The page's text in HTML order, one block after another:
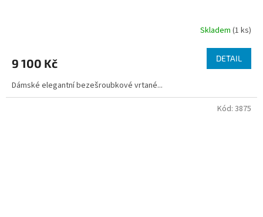
Skladem (1 ks)
9 100 Kč DETAIL
Dámské elegantní bezešroubkové vrtané...
Kód: 3875